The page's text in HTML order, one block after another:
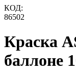
КОД:
86502
Краска
баллоне